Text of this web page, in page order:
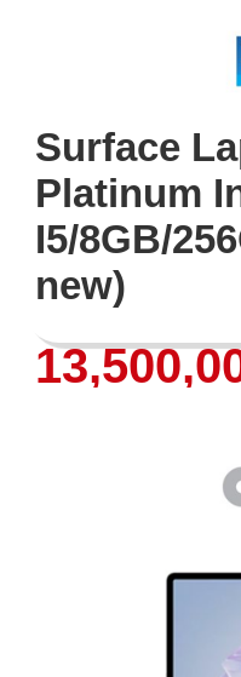
Surface
Platinum
I5/8GB/
new)